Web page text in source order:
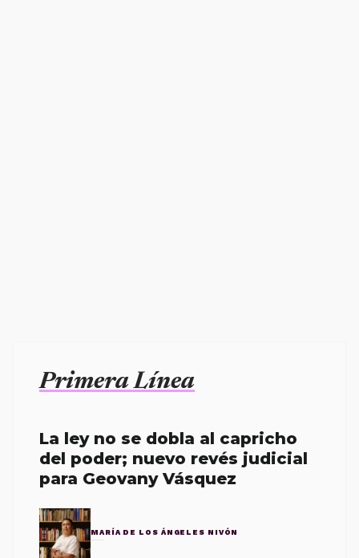
Primera Línea
La ley no se dobla al capricho
del poder; nuevo revés judicial
para Geovany Vásquez
MARÍA DE LOS ÁNGELES NIVÓN